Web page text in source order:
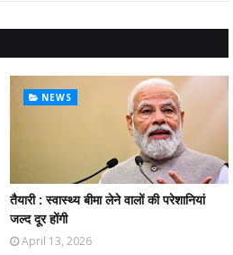
NEWS
तैयारी : स्वास्थ्य बीमा लेने वालों की परेशानियां
जल्द दूर होंगी
April 13, 2026